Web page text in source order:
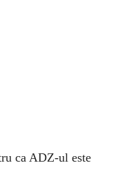
ca ADZ-ul este